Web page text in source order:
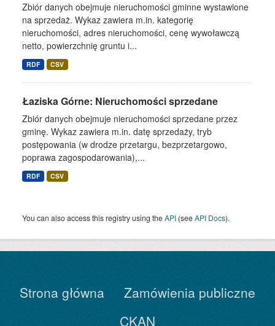
Zbiór danych obejmuje nieruchomości gminne wystawione
na sprzedaż. Wykaz zawiera m.in. kategorię
nieruchomości, adres nieruchomości, cenę wywoławczą
netto, powierzchnię gruntu i...
RDF CSV
Łaziska Górne: Nieruchomości sprzedane
Zbiór danych obejmuje nieruchomości sprzedane przez
gminę. Wykaz zawiera m.in. datę sprzedaży, tryb
postępowania (w drodze przetargu, bezprzetargowo,
poprawa zagospodarowania),...
RDF CSV
You can also access this registry using theAPI (seeAPI Docs).
Strona główna
Zamówienia publiczne
CKAN